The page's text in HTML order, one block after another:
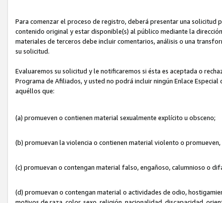
Para comenzar el proceso de registro, deberá presentar una solicitud
contenido original y estar disponible(s) al público mediante la
materiales de terceros debe incluir comentarios, análisis o una
su solicitud.
Evaluaremos su solicitud y le notificaremos si ésta es aceptada o
Programa de Afiliados, y usted no podrá incluir ningún Enlace
aquéllos que:
(a) promueven o contienen material sexualmente explícito u obsceno;
(b) promuevan la violencia o contienen material violento o
(c) promuevan o contengan material falso, engañoso, calumnioso o
(d) promuevan o contengan material o actividades de odio,